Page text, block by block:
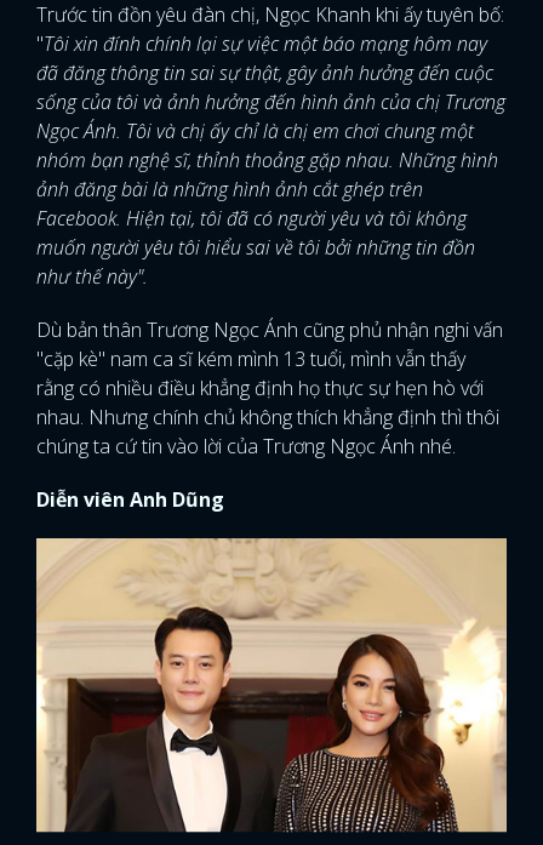
Trước tin đồn yêu đàn chị, Ngọc Khanh khi ấy tuyên bố:
"Tôi xin đính chính lại sự việc một báo mạng hôm nay
đã đăng thông tin sai sự thật, gây ảnh hưởng đến cuộc
sống của tôi và ảnh hưởng đến hình ảnh của chị Trương
Ngọc Ánh. Tôi và chị ấy chỉ là chị em chơi chung một
nhóm bạn nghệ sĩ, thỉnh thoảng gặp nhau. Những hình
ảnh đăng bài là những hình ảnh cắt ghép trên
Facebook. Hiện tại, tôi đã có người yêu và tôi không
muốn người yêu tôi hiểu sai về tôi bởi những tin đồn
như thế này".
Dù bản thân Trương Ngọc Ánh cũng phủ nhận nghi vấn
"cặp kè" nam ca sĩ kém mình 13 tuổi, mình vẫn thấy
rằng có nhiều điều khẳng định họ thực sự hẹn hò với
nhau. Nhưng chính chủ không thích khẳng định thì thôi
chúng ta cứ tin vào lời của Trương Ngọc Ánh nhé.
Diễn viên Anh Dũng